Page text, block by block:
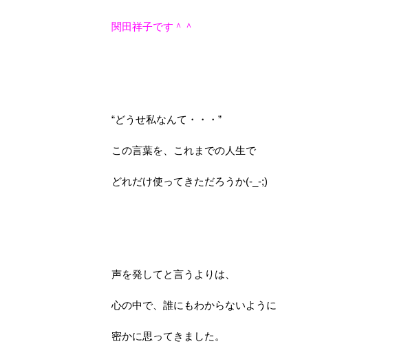
関田祥子です＾＾
“どうせ私なんて・・・”
この言葉を、これまでの人生で
どれだけ使ってきただろうか(-_-;)
声を発してと言うよりは、
心の中で、誰にもわからないように
密かに思ってきました。